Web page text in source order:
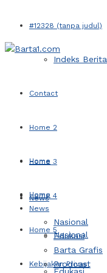
#12328 (tanpa judul)
Indeks Berita
Contact
Home 2
Home 3
Home 4
Home 5
Kebijakan Privasi
Home
News
Nasional
Home
News
Nasional
Edukasi
Barta Grafis
Prodcast